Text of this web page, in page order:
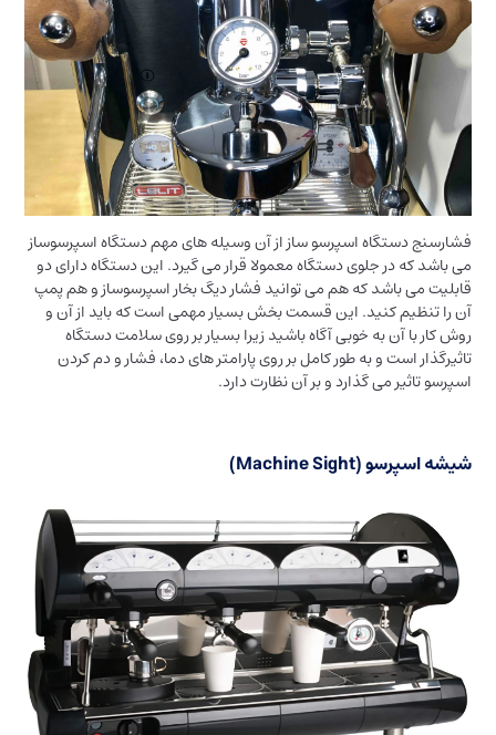
فشارسنج دستگاه اسپرسو ساز از آن وسیله های مهم دستگاه اسپرسوساز
می باشد که در جلوی دستگاه معمولا قرار می گیرد. این دستگاه دارای دو
قابلیت می باشد که هم می توانید فشار دیگ بخار اسپرسوساز و هم پمپ
آن را تنظیم کنید. این قسمت بخش بسیار مهمی است که باید از آن و
روش کار با آن به خوبی آگاه باشید زیرا بسیار بر روی سلامت دستگاه
تاثیرگذار است و به طور کامل بر روی پارامتر های دما، فشار و دم کردن
اسپرسو تاثیر می گذارد و بر آن نظارت دارد.
شیشه اسپرسو (Machine Sight)